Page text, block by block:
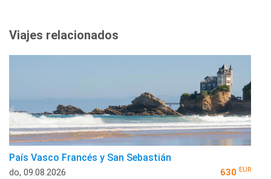
Viajes relacionados
País Vasco Francés y San Sebastián
do, 09.08.2026 630 EUR